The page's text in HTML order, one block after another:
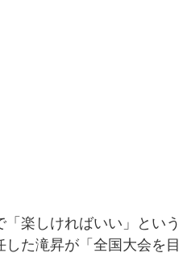
楽しければいい」とい
た滝昇が「全国大会を